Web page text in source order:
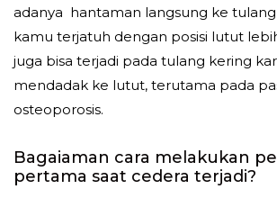
adanya hantaman langsung ke
kamu terjatuh dengan posisi lutut
juga bisa terjadi pada tulang kering
mendadak ke lutut, terutama pada
osteoporosis.
Bagaiaman cara melakukan
pertama saat cedera terjadi?